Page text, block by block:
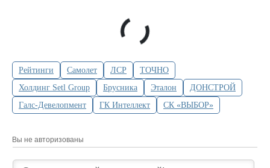
Рейтинги Самолет ЛСР
ТОЧНО
Холдинг Setl Group
Брусника Эталон
ДОНСТРОЙ
Галс-Девелопмент
ГК Интеллект СК «ВЫБОР»
Вы не авторизованы